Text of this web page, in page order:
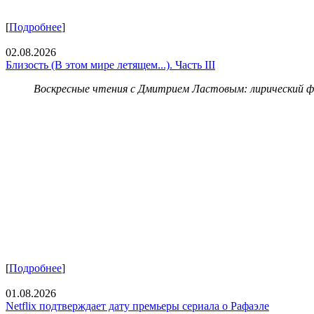
[Подробнее]
02.08.2026
Близость (В этом мире летящем...). Часть III
Воскресные чтения с Дмитрием Ластовым: лирический
[Подробнее]
01.08.2026
Netflix подтверждает дату премьеры сериала о Рафаэле